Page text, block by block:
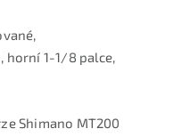
horní 1-1/8 palce,
Shimano MT200